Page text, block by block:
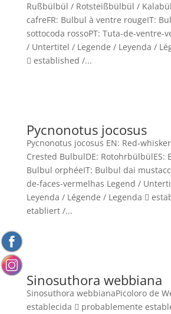
Rußbülbül / Rotsteißbülbül /
cafreFR: Bulbul à ventre rougeIT:
sottocoda rossoPT: Tuta-de-ventre-
/ Untertitel / Legende / Leyenda /
 established /...
Pycnonotus jocosus
Pycnonotus jocosus EN: Red-
Crested BulbulDE: RotohrbülbülES:
Bulbul orphéeIT: Bulbul dai
de-faces-vermelhas Legend /
Leyenda / Légende / Legenda 
etabliert /...
Sinosuthora webbiana
Sinosuthora webbianaPicoloro de
establecida  probablemente